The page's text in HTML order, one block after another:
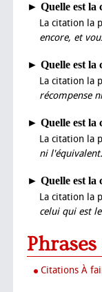
► Quelle est la
La citation la
encore, et
► Quelle est la
La citation la
récompense
► Quelle est la
La citation la
ni
► Quelle est la
La citation la
celui qui est
Citations À